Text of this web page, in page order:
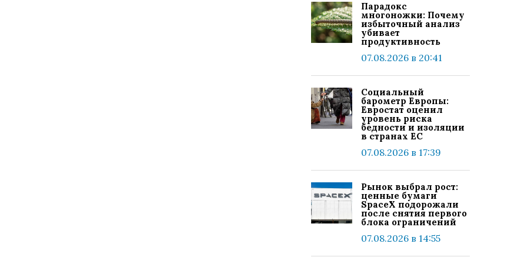
Парадокс
многоножки: Почему
избыточный анализ
убивает
продуктивность
07.08.2026 в 20:41
Социальный
барометр Европы:
Евростат оценил
уровень риска
бедности и изоляции
в странах ЕС
07.08.2026 в 17:39
Рынок выбрал рост:
ценные бумаги
SpaceX подорожали
после снятия первого
блока ограничений
07.08.2026 в 14:55